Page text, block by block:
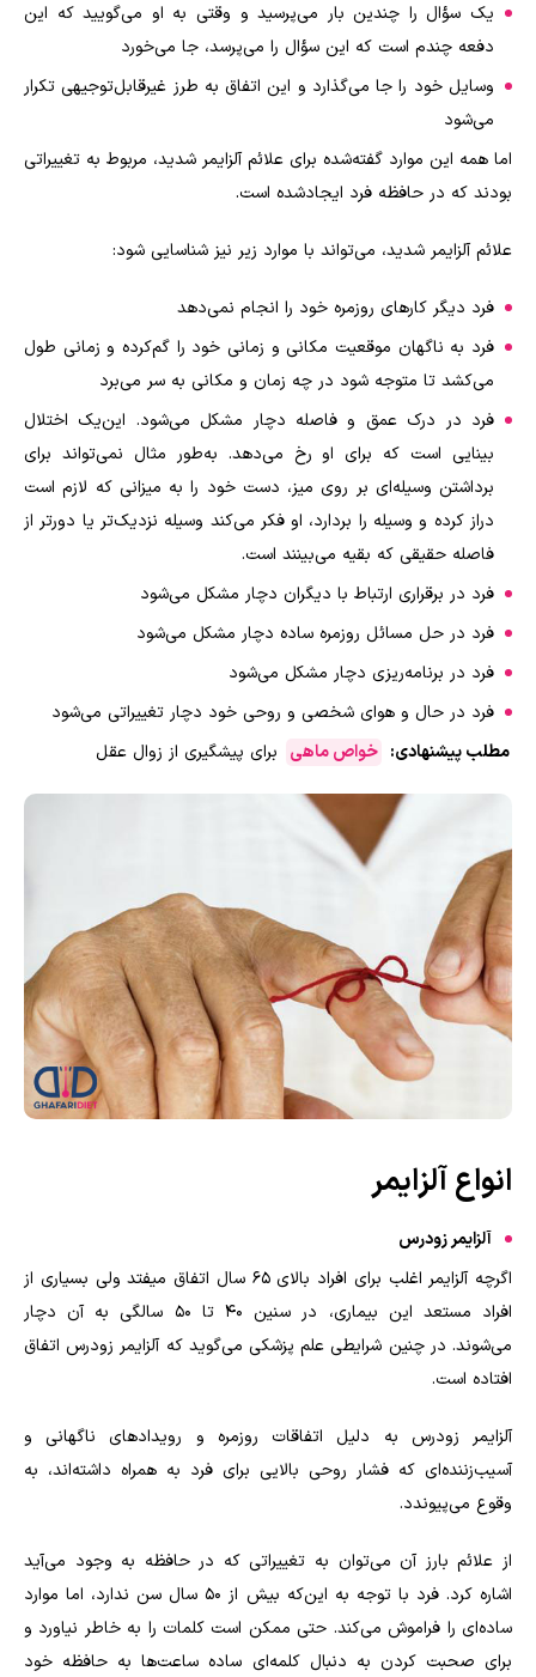
یک سؤال را چندین بار می‌پرسید و وقتی به او می‌گویید که این
دفعه چندم است که این سؤال را می‌پرسد، جا می‌خورد
وسایل خود را جا می‌گذارد و این اتفاق به طرز غیرقابل‌توجیهی تکرار
می‌شود
اما همه این موارد گفته‌شده برای علائم آلزایمر شدید، مربوط به تغییراتی
بودند که در حافظه فرد ایجادشده است.
علائم آلزایمر شدید، می‌تواند با موارد زیر نیز شناسایی شود:
فرد دیگر کارهای روزمره خود را انجام نمی‌دهد
فرد به ناگهان موقعیت مکانی و زمانی خود را گم‌کرده و زمانی طول
می‌کشد تا متوجه شود در چه زمان و مکانی به سر می‌برد
فرد در درک عمق و فاصله دچار مشکل می‌شود. این‌یک اختلال
بینایی است که برای او رخ می‌دهد. به‌طور مثال نمی‌تواند برای
برداشتن وسیله‌ای بر روی میز، دست خود را به میزانی که لازم است
دراز کرده و وسیله را بردارد، او فکر می‌کند وسیله نزدیک‌تر یا دورتر از
فاصله حقیقی که بقیه می‌بینند است.
فرد در برقراری ارتباط با دیگران دچار مشکل می‌شود
فرد در حل مسائل روزمره ساده دچار مشکل می‌شود
فرد در برنامه‌ریزی دچار مشکل می‌شود
فرد در حال و هوای شخصی و روحی خود دچار تغییراتی می‌شود
مطلب پیشنهادی: خواص ماهی برای پیشگیری از زوال عقل
انواع آلزایمر
آلزایمر زودرس
اگرچه آلزایمر اغلب برای افراد بالای 65 سال اتفاق میفتد ولی بسیاری از
افراد مستعد این بیماری، در سنین 40 تا 50 سالگی به آن دچار
می‌شوند. در چنین شرایطی علم پزشکی می‌گوید که آلزایمر زودرس اتفاق
افتاده است.
آلزایمر زودرس به دلیل اتفاقات روزمره و رویدادهای ناگهانی و
آسیب‌زننده‌ای که فشار روحی بالایی برای فرد به همراه داشته‌اند، به
وقوع می‌پیوندد.
از علائم بارز آن می‌توان به تغییراتی که در حافظه به وجود می‌آید
اشاره کرد. فرد با توجه به این‌که بیش از 50 سال سن ندارد، اما موارد
ساده‌ای را فراموش می‌کند. حتی ممکن است کلمات را به خاطر نیاورد و
برای صحبت کردن به دنبال کلمه‌ای ساده ساعت‌ها به حافظه خود